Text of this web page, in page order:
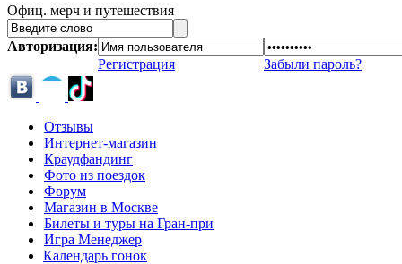
Офиц. мерч и путешествия
Авторизация:
Регистрация
Забыли пароль?
Отзывы
Интернет-магазин
Краудфандинг
Фото из поездок
Форум
Магазин в Москве
Билеты и туры на Гран-при
Игра Менеджер
Календарь гонок